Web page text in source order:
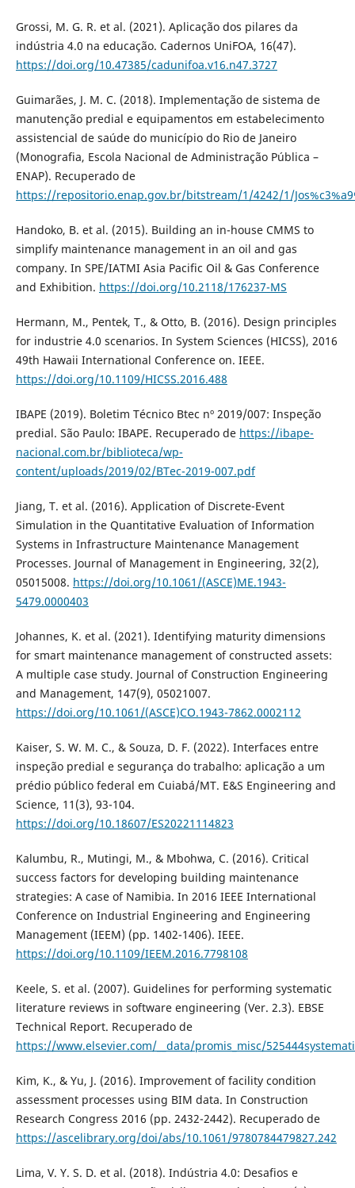
Grossi, M. G. R. et al. (2021). Aplicação dos pilares da
indústria 4.0 na educação. Cadernos UniFOA, 16(47).
https://doi.org/10.47385/cadunifoa.v16.n47.3727
Guimarães, J. M. C. (2018). Implementação de sistema de
manutenção predial e equipamentos em estabelecimento
assistencial de saúde do município do Rio de Janeiro
(Monografia, Escola Nacional de Administração Pública –
ENAP). Recuperado de
https://repositorio.enap.gov.br/bitstream/1/4242/1/
Handoko, B. et al. (2015). Building an in-house CMMS to
simplify maintenance management in an oil and gas
company. In SPE/IATMI Asia Pacific Oil & Gas Conference
and Exhibition. https://doi.org/10.2118/176237-MS
Hermann, M., Pentek, T., & Otto, B. (2016). Design principles
for industrie 4.0 scenarios. In System Sciences (HICSS), 2016
49th Hawaii International Conference on. IEEE.
https://doi.org/10.1109/HICSS.2016.488
IBAPE (2019). Boletim Técnico Btec nº 2019/007: Inspeção
predial. São Paulo: IBAPE. Recuperado de https://ibape-
nacional.com.br/biblioteca/wp-
content/uploads/2019/02/BTec-2019-007.pdf
Jiang, T. et al. (2016). Application of Discrete-Event
Simulation in the Quantitative Evaluation of Information
Systems in Infrastructure Maintenance Management
Processes. Journal of Management in Engineering, 32(2),
05015008. https://doi.org/10.1061/(ASCE)ME.1943-
5479.0000403
Johannes, K. et al. (2021). Identifying maturity dimensions
for smart maintenance management of constructed assets:
A multiple case study. Journal of Construction Engineering
and Management, 147(9), 05021007.
https://doi.org/10.1061/(ASCE)CO.1943-7862.0002112
Kaiser, S. W. M. C., & Souza, D. F. (2022). Interfaces entre
inspeção predial e segurança do trabalho: aplicação a um
prédio público federal em Cuiabá/MT. E&S Engineering and
Science, 11(3), 93-104.
https://doi.org/10.18607/ES20221114823
Kalumbu, R., Mutingi, M., & Mbohwa, C. (2016). Critical
success factors for developing building maintenance
strategies: A case of Namibia. In 2016 IEEE International
Conference on Industrial Engineering and Engineering
Management (IEEM) (pp. 1402-1406). IEEE.
https://doi.org/10.1109/IEEM.2016.7798108
Keele, S. et al. (2007). Guidelines for performing systematic
literature reviews in software engineering (Ver. 2.3). EBSE
Technical Report. Recuperado de
https://www.elsevier.com/__data/promis_misc/
Kim, K., & Yu, J. (2016). Improvement of facility condition
assessment processes using BIM data. In Construction
Research Congress 2016 (pp. 2432-2442). Recuperado de
https://ascelibrary.org/doi/abs/10.1061/9780784479827.242
Lima, V. Y. S. D. et al. (2018). Indústria 4.0: Desafios e